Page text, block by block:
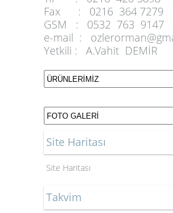
Fax :
0216 364 7279
GSM :
0532 763 9147
e-mail :
Yetkili :
A.Vahit DEMİR
Site Haritası
Site Haritası
Takvim